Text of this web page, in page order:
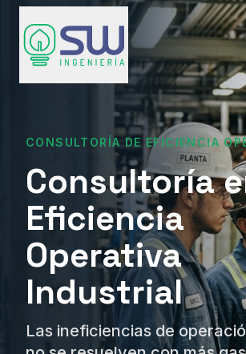
CONSULTORÍA DE EFICIENCIA
Consultoría
Eficiencia
Operativa
Industrial
Las ineficiencias de